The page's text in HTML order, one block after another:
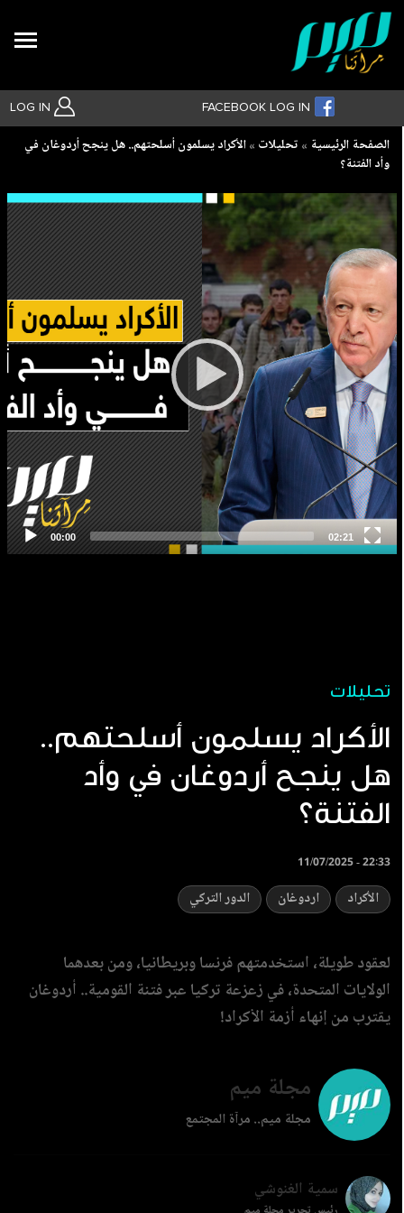
LOG IN FACEBOOK LOG IN
بحث متقدم
Breadcrumb
الصفحة الرئيسية تحليلات
الأكراد يسلمون أسلحتهم.. هل ينجح أردوغان في
وأد الفتنة؟
تحليلات
الأكراد يسلمون أسلحتهم..
هل ينجح أردوغان في وأد
الفتنة؟
11/07/2025 - 22:33
الأكراد اردوغان الدور التركي
لعقود طويلة، استخدمتهم فرنسا وبريطانيا، ومن بعدهما
الولايات المتحدة، في زعزعة تركيا عبر فتنة القومية.. أردوغان
يقترب من إنهاء أزمة الأكراد!
مجلة ميم
مجلة ميم.. مرآة المجتمع
سمية الغنوشي